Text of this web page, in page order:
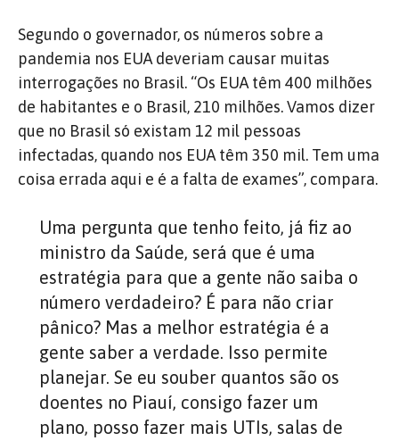
Segundo o governador, os números sobre a
pandemia nos EUA deveriam causar muitas
interrogações no Brasil. “Os EUA têm 400 milhões
de habitantes e o Brasil, 210 milhões. Vamos dizer
que no Brasil só existam 12 mil pessoas
infectadas, quando nos EUA têm 350 mil. Tem uma
coisa errada aqui e é a falta de exames”, compara.
Uma pergunta que tenho feito, já fiz ao
ministro da Saúde, será que é uma
estratégia para que a gente não saiba o
número verdadeiro? É para não criar
pânico? Mas a melhor estratégia é a
gente saber a verdade. Isso permite
planejar. Se eu souber quantos são os
doentes no Piauí, consigo fazer um
plano, posso fazer mais UTIs, salas de